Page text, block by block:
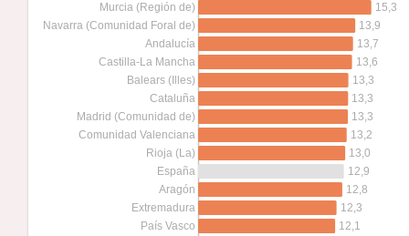
País Vasco
Extremadura
Aragón
España
Rioja (La)
Comunidad Valenciana
Madrid (Comunidad de)
Cataluña
Balears (Illes)
Castilla-La Mancha
Andalucía
Navarra (Comunidad Foral de)
Murcia (Región de)
12,1
12,3
12,8
12,9
13,0
13,2
13,3
13,3
13,3
13,6
13,7
13,9
15,3